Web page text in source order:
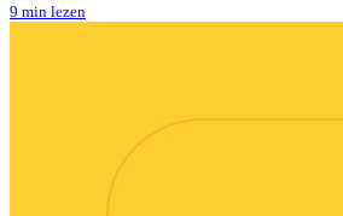
9 min lezen